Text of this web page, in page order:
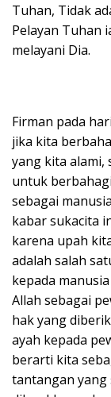
Tuhan, Tidak
Pelayan Tuhan
melayani Dia.
Firman pada
jika kita
yang kita alami,
untuk
sebagai
kabar sukacita
karena upah
adalah salah
kepada
Allah sebagai
hak yang
ayah kepada
berarti kita
tantangan